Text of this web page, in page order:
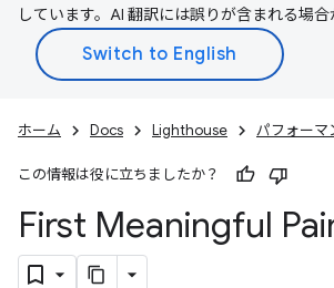
しています。AI 翻訳には誤りが含まれる場合
ホーム Docs Lighthouse パフォーマ
この情報は役に立ちましたか？
First Meaningful